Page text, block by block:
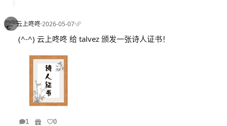
云上咚咚·2026-05-07·
(^-^) 云上咚咚 给 talvez 颁发一张诗人证书！
1 0